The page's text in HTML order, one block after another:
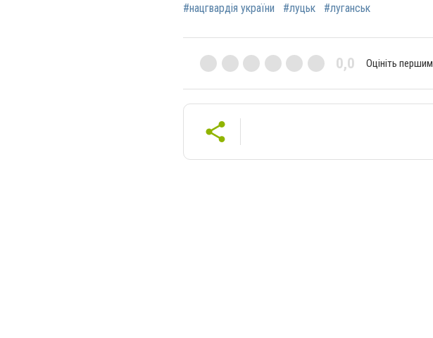
#нацгвардія україни
#луцьк #луганськ
0,0 Оцініть першим